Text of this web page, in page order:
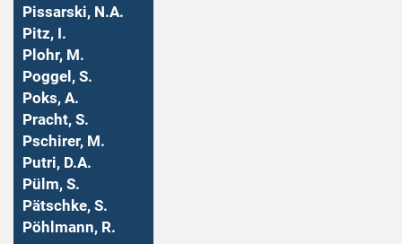
Pissarski, N.A.
Pitz, I.
Plohr, M.
Poggel, S.
Poks, A.
Pracht, S.
Pschirer, M.
Putri, D.A.
Pülm, S.
Pätschke, S.
Pöhlmann, R.